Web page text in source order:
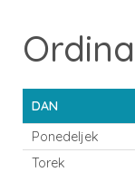
DAN
Ponedeljek
Torek